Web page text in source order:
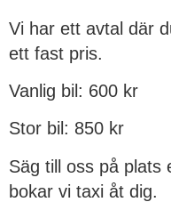
Vi har ett avtal där
ett fast pris.
Vanlig bil: 600 kr
Stor bil: 850 kr
Säg till oss på plats
bokar vi taxi åt dig.